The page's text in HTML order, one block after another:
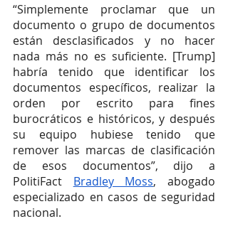
“Simplemente proclamar que un
documento o grupo de documentos
están desclasificados y no hacer
nada más no es suficiente. [Trump]
habría tenido que identificar los
documentos específicos, realizar la
orden por escrito para fines
burocráticos e históricos, y después
su equipo hubiese tenido que
remover las marcas de clasificación
de esos documentos”, dijo a
PolitiFact Bradley Moss, abogado
especializado en casos de seguridad
nacional.